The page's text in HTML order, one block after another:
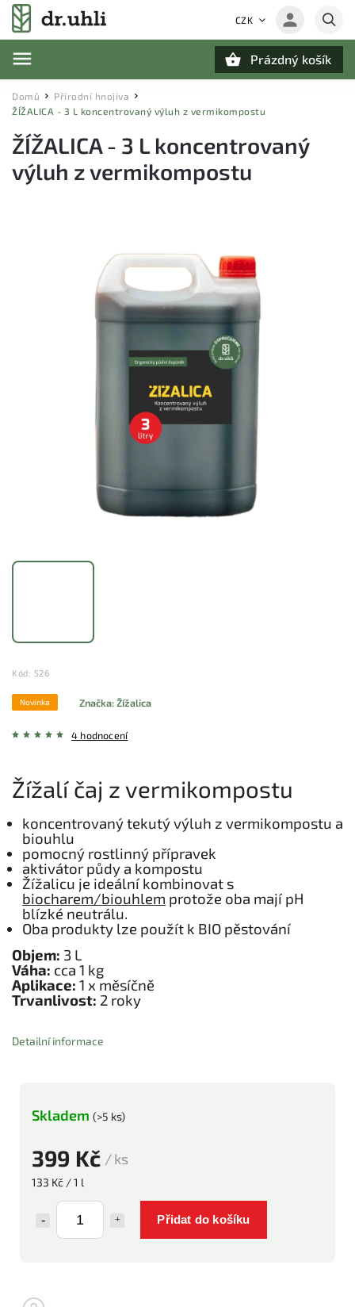
CZK
Prázdný košík
Domů / Přírodní hnojiva /
ŽÍŽALICA - 3 L koncentrovaný výluh z vermikompostu
ŽÍŽALICA - 3 L koncentrovaný
výluh z vermikompostu
Kód: 526
Novinka
4 hodnocení
Značka:Žížalica
399 Kč / ks
133 Kč / 1 l
Přidat do košíku
Skladem (>5 ks)
Žížalí čaj z vermikompostu
koncentrovaný tekutý výluh z vermikompostu a
biouhlu
pomocný rostlinný přípravek
aktivátor půdy a kompostu
Žížalicu je ideální kombinovat s
biocharem/biouhlem protože oba mají pH
blízké neutrálu.
Oba produkty lze použít k BIO pěstování
Objem: 3 L
Váha: cca 1 kg
Aplikace: 1 x měsíčně
Trvanlivost: 2 roky
Detailní informace